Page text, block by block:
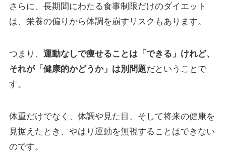
さらに、長期間にわたる食事制限だけのダイエット
は、栄養の偏りから体調を崩すリスクもあります。
つまり、 運動なしで痩せることは「できる」けれど、
それが「健康的かどうか」は別問題だということで
す。
体重だけでなく、体調や見た目、そして将来の健康を
見据えたとき、やはり運動を無視することはできない
のです。